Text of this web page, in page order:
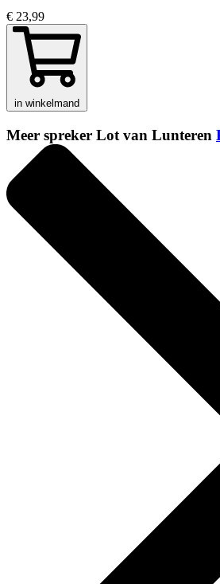
€ 23,99
in winkelmand
Meer spreker Lot van Lunteren